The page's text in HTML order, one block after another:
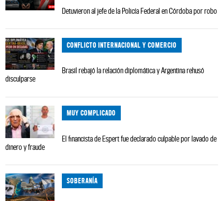
Detuvieron al jefe de la Policía Federal en Córdoba por robo
CONFLICTO INTERNACIONAL Y COMERCIO
Brasil rebajó la relación diplomática y Argentina rehusó
disculparse
MUY COMPLICADO
El financista de Espert fue declarado culpable por lavado de
dinero y fraude
SOBERANÍA